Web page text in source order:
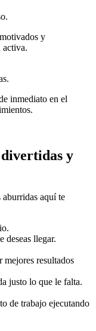
y
activa.
inmediato en el
y
aburridas aquí te
deseas llegar.
mejores resultados
justo lo que le falta.
de trabajo ejecutando